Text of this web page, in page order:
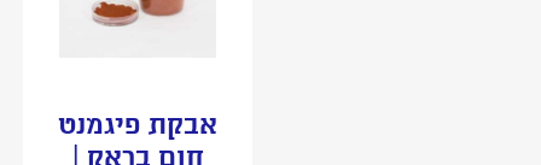
אבקת פיגמנט